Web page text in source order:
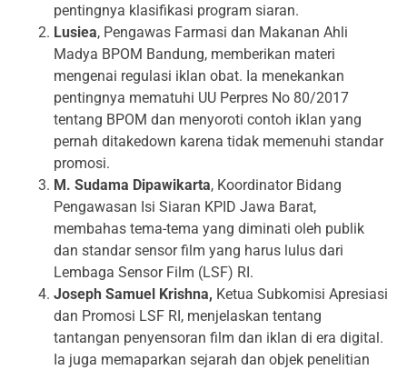
pentingnya klasifikasi program siaran.
Lusiea, Pengawas Farmasi dan Makanan Ahli
Madya BPOM Bandung, memberikan materi
mengenai regulasi iklan obat. Ia menekankan
pentingnya mematuhi UU Perpres No 80/2017
tentang BPOM dan menyoroti contoh iklan yang
pernah ditakedown karena tidak memenuhi standar
promosi.
M. Sudama Dipawikarta, Koordinator Bidang
Pengawasan Isi Siaran KPID Jawa Barat,
membahas tema-tema yang diminati oleh publik
dan standar sensor film yang harus lulus dari
Lembaga Sensor Film (LSF) RI.
Joseph Samuel Krishna, Ketua Subkomisi Apresiasi
dan Promosi LSF RI, menjelaskan tentang
tantangan penyensoran film dan iklan di era digital.
Ia juga memaparkan sejarah dan objek penelitian